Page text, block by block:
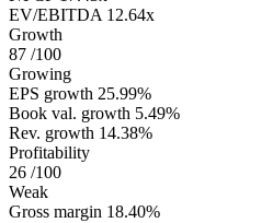
EV/EBITDA 12.64x
Growth
87 /100
Growing
EPS growth 25.99%
Book val. growth 5.49%
Rev. growth 14.38%
Profitability
26 /100
Weak
Gross margin 18.40%